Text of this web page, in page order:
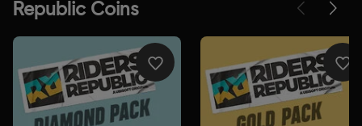
Idioma:
Francés (Sonido, Interfaz, Subtítulos)
ver más
Idioma:
Plataformas:PC (descargar), PS5 (Digital), Xbox (Digital), Steam,
PS4/PS5 (Digital)